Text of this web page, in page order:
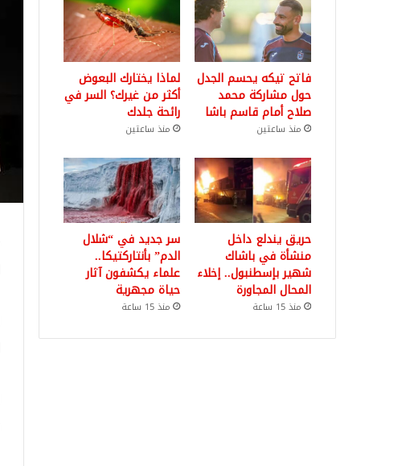
فاتح تيكه يحسم الجدل
حول مشاركة محمد
صلاح أمام قاسم باشا
منذ ساعتين
لماذا يختارك البعوض
أكثر من غيرك؟ السر في
رائحة جلدك
منذ ساعتين
حريق يندلع داخل
منشأة في باشاك
شهير بإسطنبول.. إخلاء
المحال المجاورة
منذ 15 ساعة
سر جديد في “شلال
الدم” بأنتاركتيكا..
علماء يكشفون آثار
حياة مجهرية
منذ 15 ساعة